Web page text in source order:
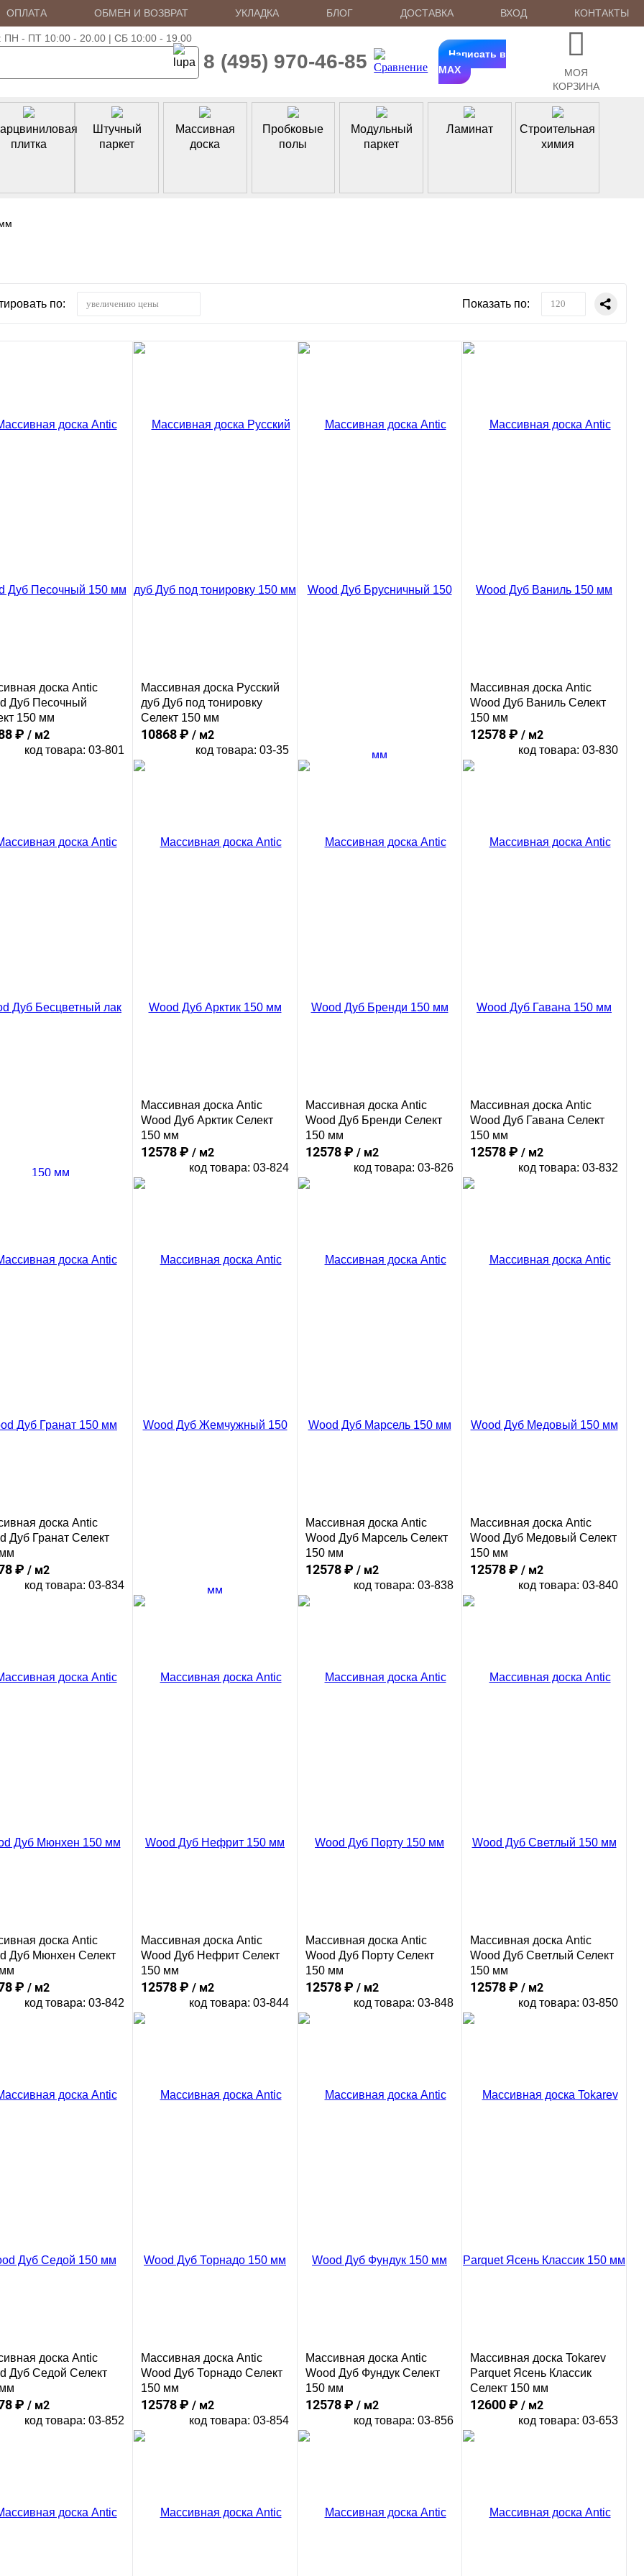
ОПЛАТА ОБМЕН И ВОЗВРАТ УКЛАДКА БЛОГ ДОСТАВКА ВХОД КОНТАКТЫ
- ПТ 10:00 - 20.00 | СБ 10:00 - 19.00
8 (495) 970-46-85
Написать в
MAX
МОЯ
КОРЗИНА
плитка
Штучный
паркет
Массивная
доска
Пробковые
полы
Модульный
паркет
Ламинат
Строительная
химия
по: увеличению цены Показать по: 120
доска Antic
Дуб Песочный
150 мм
₽ / м2
код товара: 03-801
Сравнение
Массивная доска Русский
дуб Дуб под тонировку
Селект 150 мм
10868 ₽ / м2
код товара: 03-35
Сравнение
Сравнение
Массивная доска Antic
Wood Дуб Ваниль Селект
150 мм
12578 ₽ / м2
код товара: 03-830
Сравнение
Сравнение
Массивная доска Antic
Wood Дуб Арктик Селект
150 мм
12578 ₽ / м2
код товара: 03-824
Сравнение
Массивная доска Antic
Wood Дуб Бренди Селект
150 мм
12578 ₽ / м2
код товара: 03-826
Сравнение
Массивная доска Antic
Wood Дуб Гавана Селект
150 мм
12578 ₽ / м2
код товара: 03-832
Сравнение
доска Antic
Дуб Гранат Селект
₽ / м2
код товара: 03-834
Сравнение
Сравнение
Массивная доска Antic
Wood Дуб Марсель Селект
150 мм
12578 ₽ / м2
код товара: 03-838
Сравнение
Массивная доска Antic
Wood Дуб Медовый Селект
150 мм
12578 ₽ / м2
код товара: 03-840
Сравнение
доска Antic
Дуб Мюнхен Селект
₽ / м2
код товара: 03-842
Сравнение
Массивная доска Antic
Wood Дуб Нефрит Селект
150 мм
12578 ₽ / м2
код товара: 03-844
Сравнение
Массивная доска Antic
Wood Дуб Порту Селект
150 мм
12578 ₽ / м2
код товара: 03-848
Сравнение
Массивная доска Antic
Wood Дуб Светлый Селект
150 мм
12578 ₽ / м2
код товара: 03-850
Сравнение
доска Antic
Дуб Седой Селект
₽ / м2
код товара: 03-852
Сравнение
Массивная доска Antic
Wood Дуб Торнадо Селект
150 мм
12578 ₽ / м2
код товара: 03-854
Сравнение
Массивная доска Antic
Wood Дуб Фундук Селект
150 мм
12578 ₽ / м2
код товара: 03-856
Сравнение
Массивная доска Tokarev
Parquet Ясень Классик
Селект 150 мм
12600 ₽ / м2
код товара: 03-653
Сравнение